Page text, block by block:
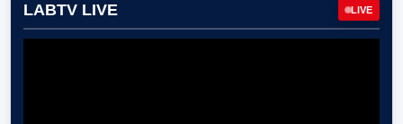
LABTV LIVE LIVE